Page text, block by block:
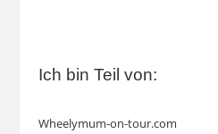
Ich bin Teil von:
Wheelymum-on-tour.com